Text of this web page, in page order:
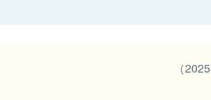
（